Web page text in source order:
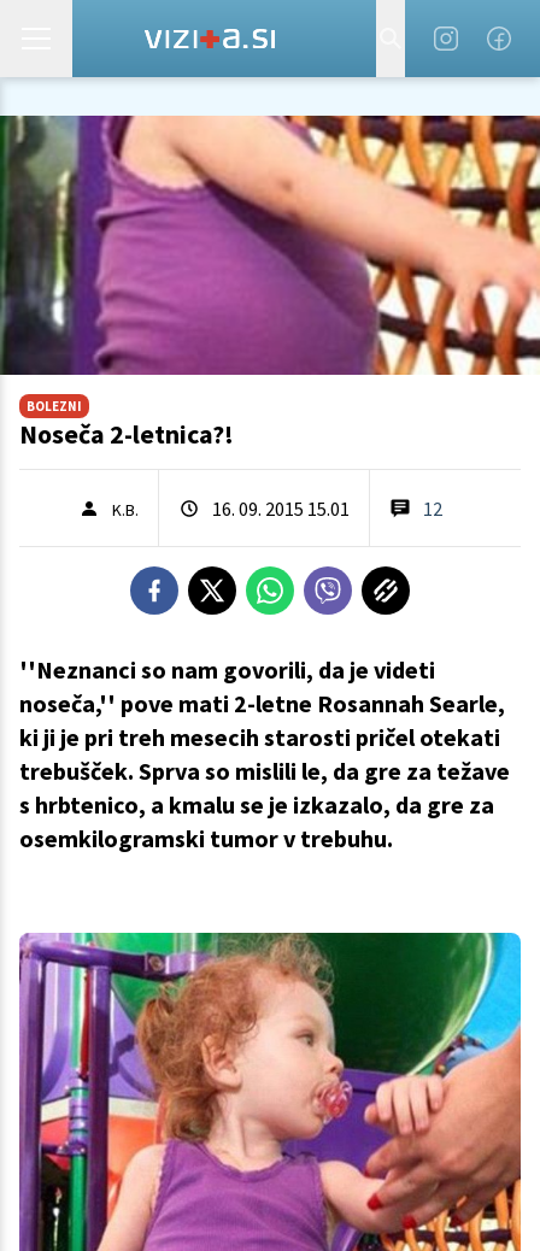
BOLEZNI
Noseča 2-letnica?!
K.B. 16. 09. 2015 15.01 12
''Neznanci so nam govorili, da je videti
noseča,'' pove mati 2-letne Rosannah Searle,
ki ji je pri treh mesecih starosti pričel otekati
trebušček. Sprva so mislili le, da gre za težave
s hrbtenico, a kmalu se je izkazalo, da gre za
osemkilogramski tumor v trebuhu.